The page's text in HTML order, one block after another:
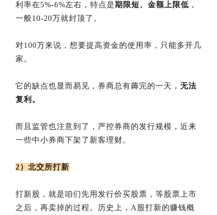
利率在5%-6%左右，特点是期限短、金额上限低 ，
一般10-20万就封顶了。
对100万来说，想要提高资金的使用率，只能多开几
家。
它的缺点也显而易见，券商总有薅完的一天， 无法
复利。
而且监管也注意到了，严控券商的发行规模，近来
一些中小券商下架了新客理财。
2）北交所打新
打新股，就是咱们先用发行价买股票，等股票上市
之后，再卖掉的过程。历史上，A股打新的赚钱概